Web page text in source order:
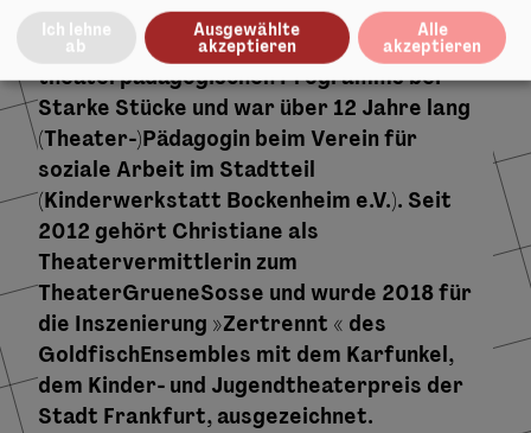
Institutionen aktiv. Von 2011-2014 war sie
hauptverantwortliche Koordinatorin des
theaterpädagogischen Programms bei
Starke Stücke und war über 12 Jahre lang
(Theater-)Pädagogin beim Verein für
soziale Arbeit im Stadtteil
(Kinderwerkstatt Bockenheim e.V.). Seit
2012 gehört Christiane als
Theatervermittlerin zum
TheaterGrueneSosse und wurde 2018 für
die Inszenierung »Zertrennt « des
GoldfischEnsembles mit dem Karfunkel,
dem Kinder- und Jugendtheaterpreis der
Stadt Frankfurt, ausgezeichnet.
Ich lehne
ab
Ausgewählte
akzeptieren
Alle
akzeptieren